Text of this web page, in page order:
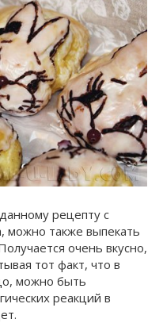
рецепту с
можно также выпекать
очень вкусно,
тот факт, что в
можно быть
реакций в